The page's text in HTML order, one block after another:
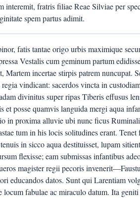
interemit, fratris filiae Reae Silviae per
spem partus adimit.
fatis tantae origo urbis maximique
Vestalis cum geminum partum
Martem incertae stirpis patrem nuncupat.
vindicant: sacerdos vincta in
divinitus super ripas Tiberis effusus
et posse quamvis languida mergi aqua
in proxima alluvie ubi nunc ficus
tum in his locis solitudines erant.
in sicco aqua destituisset, lupam
flexisse; eam submissas infantibus
magister regii pecoris
educandos datos. Sunt qui Larentiam
locum fabulae ac miraculo datum. Ita